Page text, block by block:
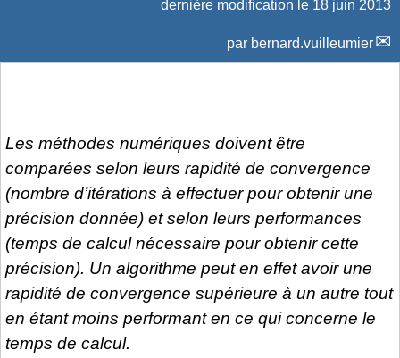
dernière modification le 18 juin 2013
par bernard.vuilleumier
Les méthodes numériques doivent être
comparées selon leurs rapidité de convergence
(nombre d’itérations à effectuer pour obtenir une
précision donnée) et selon leurs performances
(temps de calcul nécessaire pour obtenir cette
précision). Un algorithme peut en effet avoir une
rapidité de convergence supérieure à un autre tout
en étant moins performant en ce qui concerne le
temps de calcul.